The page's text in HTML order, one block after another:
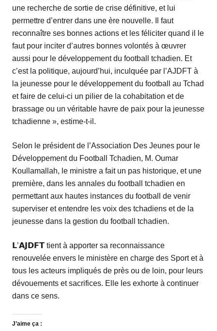
une recherche de sortie de crise définitive, et lui
permettre d’entrer dans une ère nouvelle. Il faut
reconnaître ses bonnes actions et les féliciter quand il le
faut pour inciter d’autres bonnes volontés à œuvrer
aussi pour le développement du football tchadien. Et
c’est la politique, aujourd’hui, inculquée par l’AJDFT à
la jeunesse pour le développement du football au Tchad
et faire de celui-ci un pilier de la cohabitation et de
brassage ou un véritable havre de paix pour la jeunesse
tchadienne », estime-t-il.
Selon le président de l’Association Des Jeunes pour le
Développement du Football Tchadien, M. Oumar
Koullamallah, le ministre a fait un pas historique, et une
première, dans les annales du football tchadien en
permettant aux hautes instances du football de venir
superviser et entendre les voix des tchadiens et de la
jeunesse dans la gestion du football tchadien.
𝗟’𝗔𝗝𝗗𝗙𝗧 tient à apporter sa reconnaissance
renouvelée envers le ministère en charge des Sport et à
tous les acteurs impliqués de près ou de loin, pour leurs
dévouements et sacrifices. Elle les exhorte à continuer
dans ce sens.
J’aime ça :